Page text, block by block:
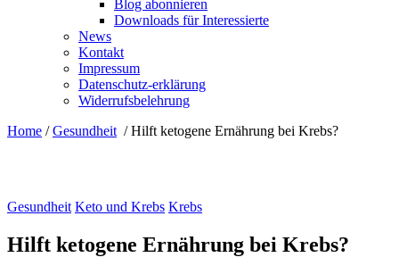
Blog abonnieren
Downloads für Interessierte
News
Kontakt
Impressum
Datenschutz-erklärung
Widerrufsbelehrung
Home /Gesundheit /Hilft ketogene Ernährung bei Krebs?
Gesundheit Keto und Krebs Krebs
Hilft ketogene Ernährung bei Krebs?